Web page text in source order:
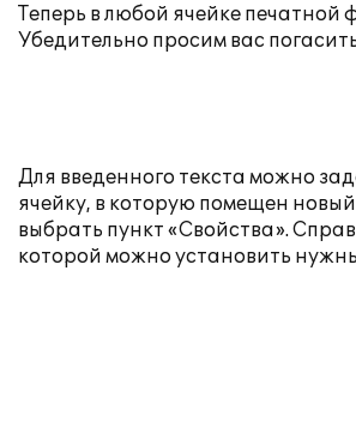
Теперь в любой ячейке
Убедительно просим вас
Для введенного текста можно
ячейку, в которую помещен
выбрать пункт «Свойства».
которой можно установить